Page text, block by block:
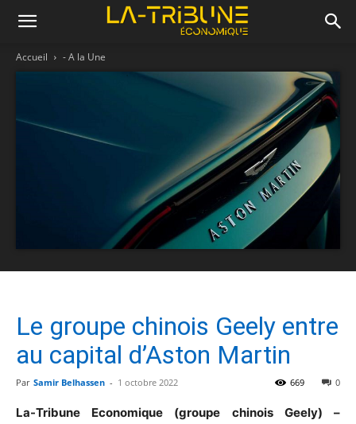
Accueil - A la Une
Le groupe chinois Geely entre
au capital d’Aston Martin
Par Samir Belhassen - 1 octobre 2022 0
669
La-Tribune Economique (groupe chinois Geely) –